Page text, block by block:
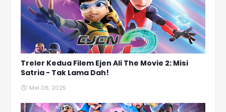
Treler Kedua Filem Ejen Ali The Movie 2: Misi
Satria - Tak Lama Dah!
Mei 06, 2025